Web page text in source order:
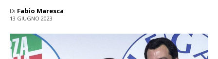
Di Fabio Maresca
13 GIUGNO 2023